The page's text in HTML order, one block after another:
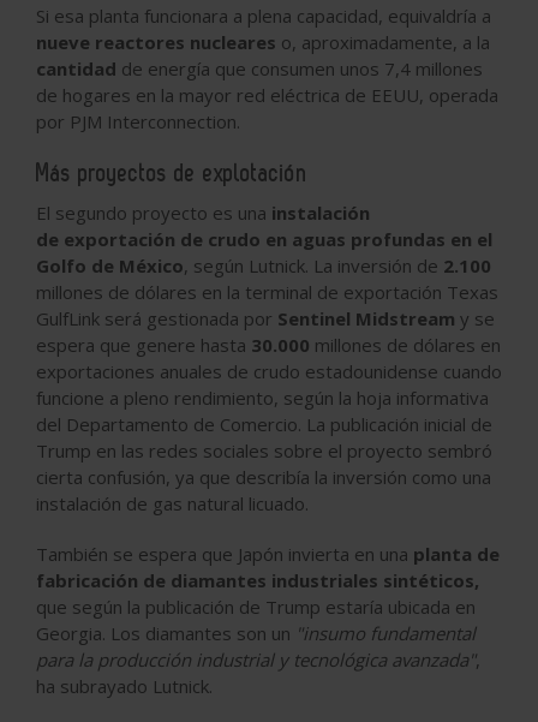
Si esa planta funcionara a plena capacidad, equivaldría a
nueve reactores nucleares o, aproximadamente, a la
cantidad de energía que consumen unos 7,4 millones
de hogares en la mayor red eléctrica de EEUU, operada
por PJM Interconnection.
Más proyectos de explotación
El segundo proyecto es una instalación
de exportación de crudo en aguas profundas en el
Golfo de México, según Lutnick. La inversión de 2.100
millones de dólares en la terminal de exportación Texas
GulfLink será gestionada por Sentinel Midstream y se
espera que genere hasta 30.000 millones de dólares en
exportaciones anuales de crudo estadounidense cuando
funcione a pleno rendimiento, según la hoja informativa
del Departamento de Comercio. La publicación inicial de
Trump en las redes sociales sobre el proyecto sembró
cierta confusión, ya que describía la inversión como una
instalación de gas natural licuado.
También se espera que Japón invierta en una planta de
fabricación de diamantes industriales sintéticos,
que según la publicación de Trump estaría ubicada en
Georgia. Los diamantes son un "insumo fundamental
para la producción industrial y tecnológica avanzada",
ha subrayado Lutnick.